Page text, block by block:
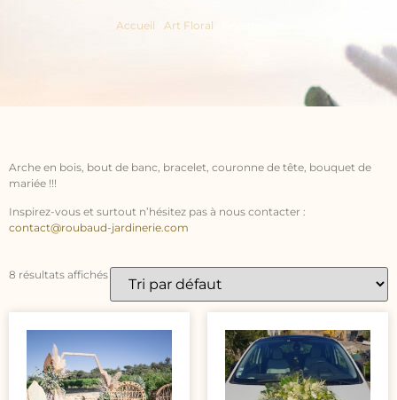
Accueil Art Floral
Arche en bois, bout de banc, bracelet, couronne de tête, bouquet de
mariée !!!
Inspirez-vous et surtout n’hésitez pas à nous contacter :
contact@roubaud-jardinerie.com
8 résultats affichés